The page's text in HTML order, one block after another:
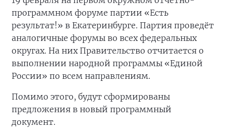
программном форуме партии «Есть
результат!» в Екатеринбурге. Партия проведёт
аналогичные форумы во всех федеральных
округах. На них Правительство отчитается о
выполнении народной программы «Единой
России» по всем направлениям.
Помимо этого, будут сформированы
предложения в новый программный
документ.